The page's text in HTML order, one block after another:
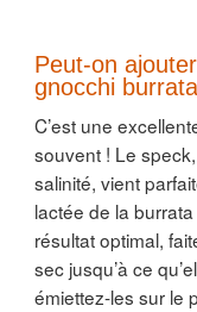
Peut-on
gnocchi
C’est une
souvent ! Le
salinité, vient
lactée de la
résultat optimal,
sec jusqu’à ce
émiettez-les sur le